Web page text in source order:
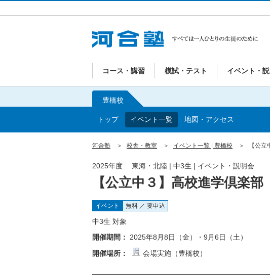
コース・講習 模試・テスト イベント・
豊橋校
トップ イベント一覧 地図・アクセス
河合塾 校舎・教室 イベント一覧 | 豊橋校 【公
【公立中３】高校進学倶楽
2025年度 東海・北陸 | 中3生 | イベント・説明会
イベント 無料 ／ 要申込
中3生 対象
開催期間： 2025年8月8日（金）・9月6日（土）
開催場所：
会場実施（豊橋校）